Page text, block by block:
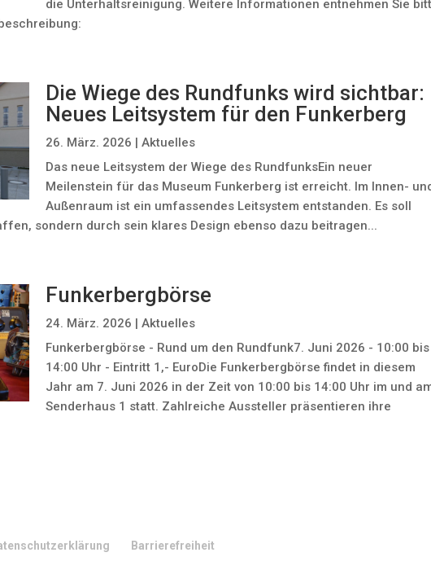
die Unterhaltsreinigung. Weitere Informationen entnehmen Sie
Die Wiege des Rundfunks wird sichtbar:
Neues Leitsystem für den Funkerberg
26. März. 2026 | Aktuelles
Das neue Leitsystem der Wiege des RundfunksEin neuer
Meilenstein für das Museum Funkerberg ist erreicht. Im Innen-
Außenraum ist ein umfassendes Leitsystem entstanden. Es soll
sondern durch sein klares Design ebenso dazu beitragen...
Funkerbergbörse
24. März. 2026 | Aktuelles
Funkerbergbörse - Rund um den Rundfunk7. Juni 2026 - 10:00 bis
14:00 Uhr - Eintritt 1,- EuroDie Funkerbergbörse findet in diesem
Jahr am 7. Juni 2026 in der Zeit von 10:00 bis 14:00 Uhr im und
Senderhaus 1 statt. Zahlreiche Aussteller präsentieren ihre
Barrierefreiheit